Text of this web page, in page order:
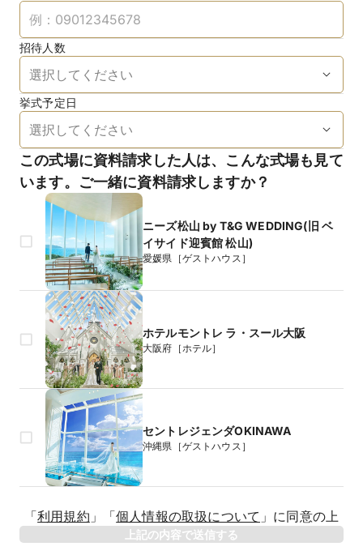
招待人数
挙式予定日
この式場に資料請求した人は、こんな式場も見て
います。ご一緒に資料請求しますか？
ニーズ松山 by T&G WEDDING(旧 ベ
イサイド迎賓館 松山)
愛媛県［ゲストハウス］
ホテルモントレ ラ・スール大阪
大阪府［ホテル］
セントレジェンダOKINAWA
沖縄県［ゲストハウス］
年
「利用規約 」 「個人情報の取扱について 」 に同意の上
上記の内容で送信する